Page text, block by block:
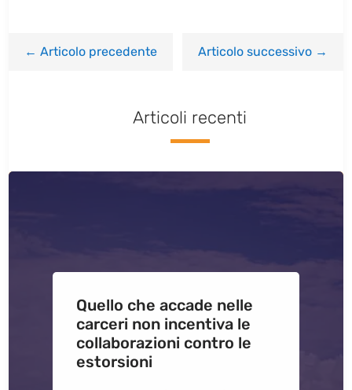
←Articolo precedente Articolo successivo→
Articoli recenti
Quello che accade nelle
carceri non incentiva le
collaborazioni contro le
estorsioni